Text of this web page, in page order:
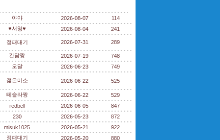
야야 2026-08-07
114
♥서영♥ 2026-08-04 241
정패대기 2026-07-31 289
간담짱 2026-07-19
748
오달 2026-06-23 749
젊은미소 2026-06-22 525
테슬라짱 2026-06-22
529
redbell 2026-06-05
847
230 2026-05-23
872
misuk1025 2026-05-21
922
정패대기 2026-05-20 880